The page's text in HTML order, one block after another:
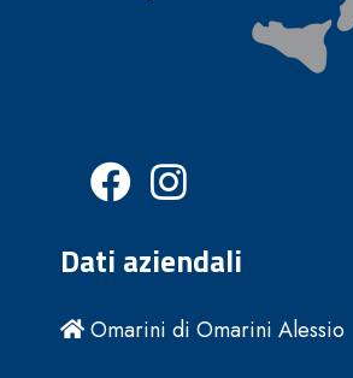
Dati aziendali
Omarini di Omarini Alessio